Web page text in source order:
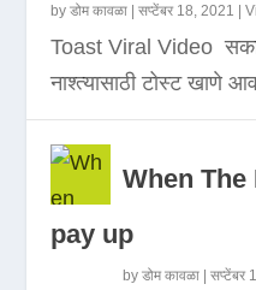
byडोम कावळा |सप्टेंबर 18, 2021 |
Toast Viral Video
नाश्त्यासाठी टोस्ट खाणे
When
pay up
byडोम कावळा |सप्टेंबर